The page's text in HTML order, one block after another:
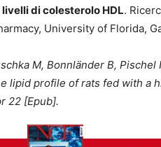
di colesterolo HDL.
University of Florida,
M, Bonnländer B,
lipid profile of rats fed with a
22 [Epub].